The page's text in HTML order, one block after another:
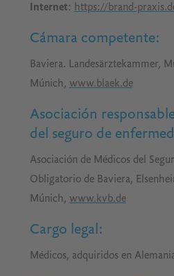
Internet: https://brand-
Cámara competente:
Baviera. Landesärztekammer,
Múnich, www.blaek.de
Asociación
del seguro de
Asociación de Médicos del
Obligatorio de Baviera,
Múnich, www.kvb.de
Cargo legal:
Médicos, adquiridos en